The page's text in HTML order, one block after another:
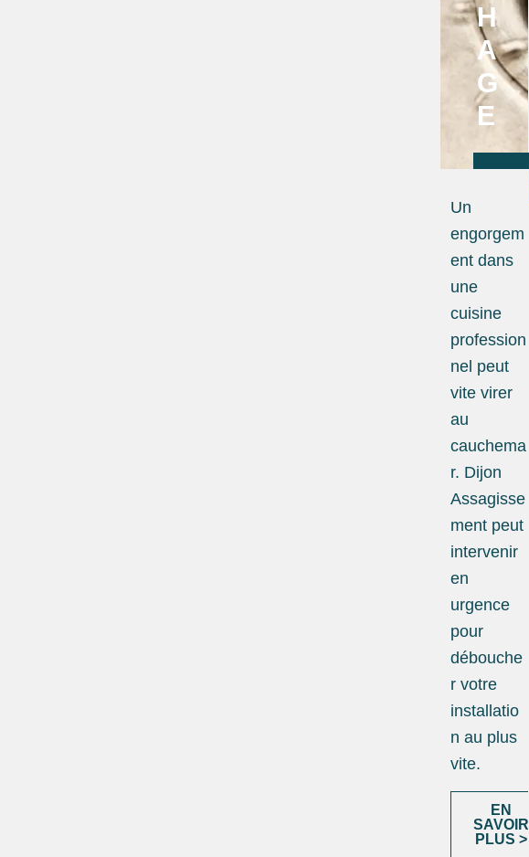
H
A
G
E
Un
engorgem
ent dans
une
cuisine
profession
nel peut
vite virer
au
cauchema
r. Dijon
Assagisse
ment peut
intervenir
en
urgence
pour
débouche
r votre
installatio
n au plus
vite.
EN
SAVOIR
PLUS >